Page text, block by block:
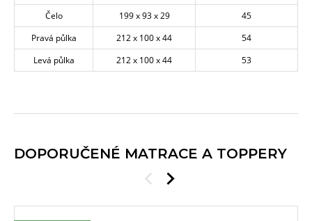
Čelo 199 x 93 x 29
45
Pravá půlka
212 x 100 x 44
54
Levá půlka
212 x 100 x 44 53
DOPORUČENÉ MATRACE A TOPPERY